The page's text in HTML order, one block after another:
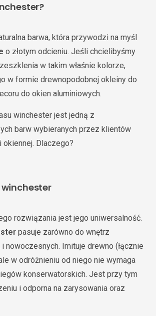
barwa, która przywodzi na myśl
o złotym odcieniu. Jeśli chcielibyśmy
w takim właśnie kolorze,
w formie drewnopodobnej okleiny do
do okien aluminiowych.
winchester jest jedną z
barw wybieranych przez klientów
Dlaczego?
rozwiązania jest jego uniwersalność.
pasuje zarówno do wnętrz
i nowoczesnych. Imituje drewno (łącznie
w odróżnieniu od niego nie wymaga
konserwatorskich. Jest przy tym
i odporna na zarysowania oraz